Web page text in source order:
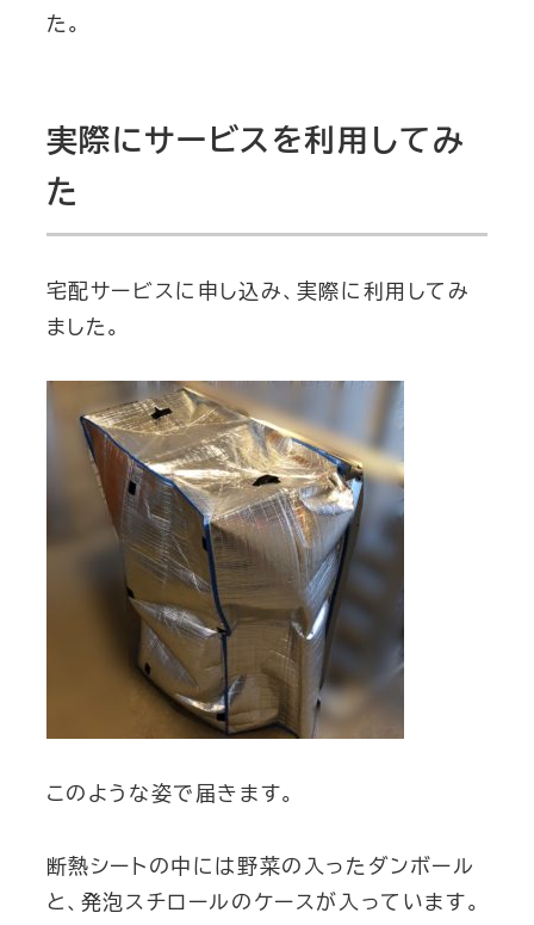
た。
実際にサービスを利用してみ
た
宅配サービスに申し込み、実際に利用してみ
ました。
このような姿で届きます。
断熱シートの中には野菜の入ったダンボール
と、発泡スチロールのケースが入っています。